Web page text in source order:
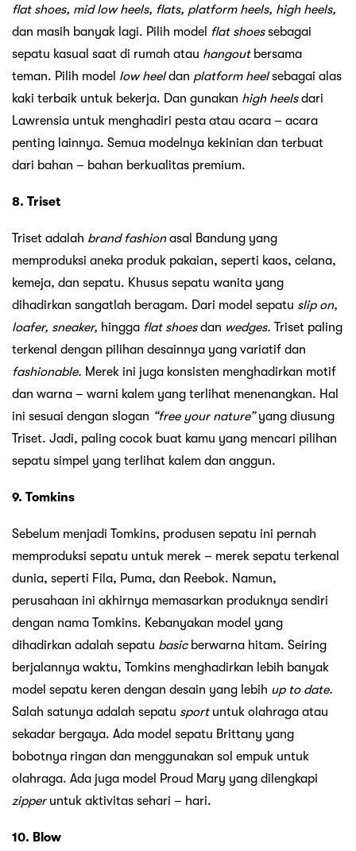
flat shoes, mid low heels, flats, platform heels, high heels,
dan masih banyak lagi. Pilih model flat shoessebagai
sepatu kasual saat di rumah atau hangout bersama
teman. Pilih model low heeldan platform heelsebagai alas
kaki terbaik untuk bekerja. Dan gunakan high heelsdari
Lawrensia untuk menghadiri pesta atau acara – acara
penting lainnya. Semua modelnya kekinian dan terbuat
dari bahan – bahan berkualitas premium.
8. Triset
Triset adalah brand fashionasal Bandung yang
memproduksi aneka produk pakaian, seperti kaos, celana,
kemeja, dan sepatu. Khusus sepatu wanita yang
dihadirkan sangatlah beragam. Dari model sepatu slip on,
loafer, sneaker, hingga flat shoesdan wedges. Triset paling
terkenal dengan pilihan desainnya yang variatif dan
fashionable. Merek ini juga konsisten menghadirkan motif
dan warna – warni kalem yang terlihat menenangkan. Hal
ini sesuai dengan slogan “free your nature”yang diusung
Triset. Jadi, paling cocok buat kamu yang mencari pilihan
sepatu simpel yang terlihat kalem dan anggun.
9. Tomkins
Sebelum menjadi Tomkins, produsen sepatu ini pernah
memproduksi sepatu untuk merek – merek sepatu terkenal
dunia, seperti Fila, Puma, dan Reebok. Namun,
perusahaan ini akhirnya memasarkan produknya sendiri
dengan nama Tomkins. Kebanyakan model yang
dihadirkan adalah sepatu basic berwarna hitam. Seiring
berjalannya waktu, Tomkins menghadirkan lebih banyak
model sepatu keren dengan desain yang lebih up to date.
Salah satunya adalah sepatu sport untuk olahraga atau
sekadar bergaya. Ada model sepatu Brittany yang
bobotnya ringan dan menggunakan sol empuk untuk
olahraga. Ada juga model Proud Mary yang dilengkapi
zipperuntuk aktivitas sehari – hari.
10. Blow